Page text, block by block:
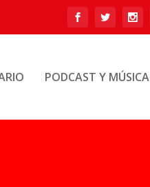
PODCAST Y MÚSICA